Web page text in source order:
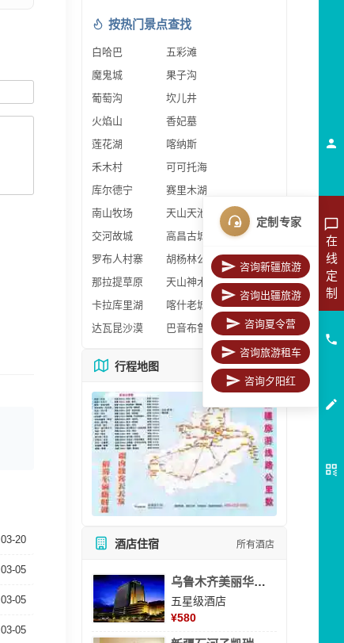
03-20
03-05
03-05
03-05
按热门景点查找
白哈巴
五彩滩
魔鬼城
果子沟
葡萄沟
坎儿井
火焰山
香妃墓
莲花湖
喀纳斯
禾木村
可可托海
库尔德宁
赛里木湖
南山牧场
天山天池
交河故城
高昌古城
罗布人村寨
胡杨林公园
那拉提草原
天山神木园
卡拉库里湖
喀什老城区
达瓦昆沙漠
巴音布鲁克
行程地图 更多地图
酒店住宿 所有酒店
乌鲁木齐美丽华大酒
五星级酒店
¥580
在
线
定
制
定制专家
咨询新疆旅游
咨询出疆旅游
咨询夏令营
咨询旅游租车
咨询夕阳红